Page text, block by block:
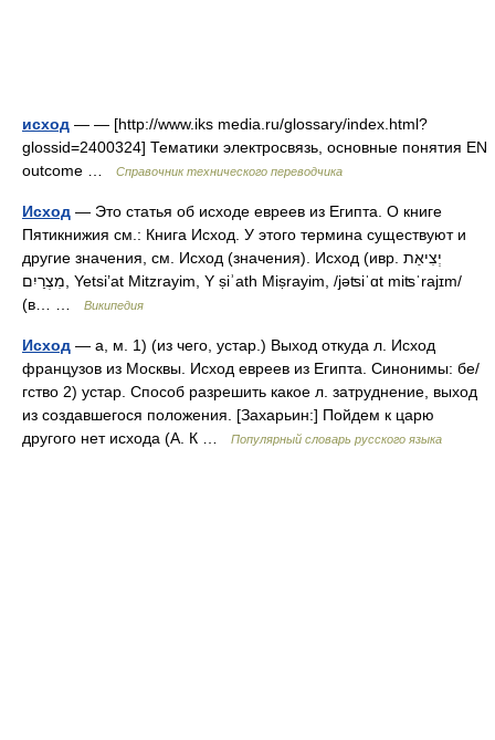
исход — — [http://www.iks media.ru/glossary/index.html?
glossid=2400324] Тематики электросвязь, основные понятия EN
outcome …
Справочник технического переводчика
Исход — Это статья об исходе евреев из Египта. О книге
Пятикнижия см.: Книга Исход. У этого термина существуют и
другие значения, см. Исход (значения). Исход (ивр. יְצִיאַת
מִצְרַיִם‎, Yetsi’at Mitzrayim, Y ṣiʾath Miṣrayim, /jəʦiˈɑt miʦˈrajɪm/
(в… …
Википедия
Исход — а, м. 1) (из чего, устар.) Выход откуда л. Исход
французов из Москвы. Исход евреев из Египта. Синонимы: бе/
гство 2) устар. Способ разрешить какое л. затруднение, выход
из создавшегося положения. [Захарьин:] Пойдем к царю
другого нет исхода (А. К …
Популярный словарь русского языка